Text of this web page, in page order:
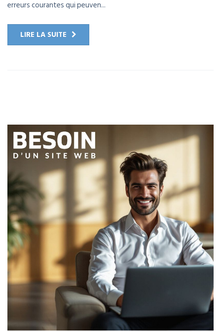
erreurs courantes qui peuven...
LIRE LA SUITE